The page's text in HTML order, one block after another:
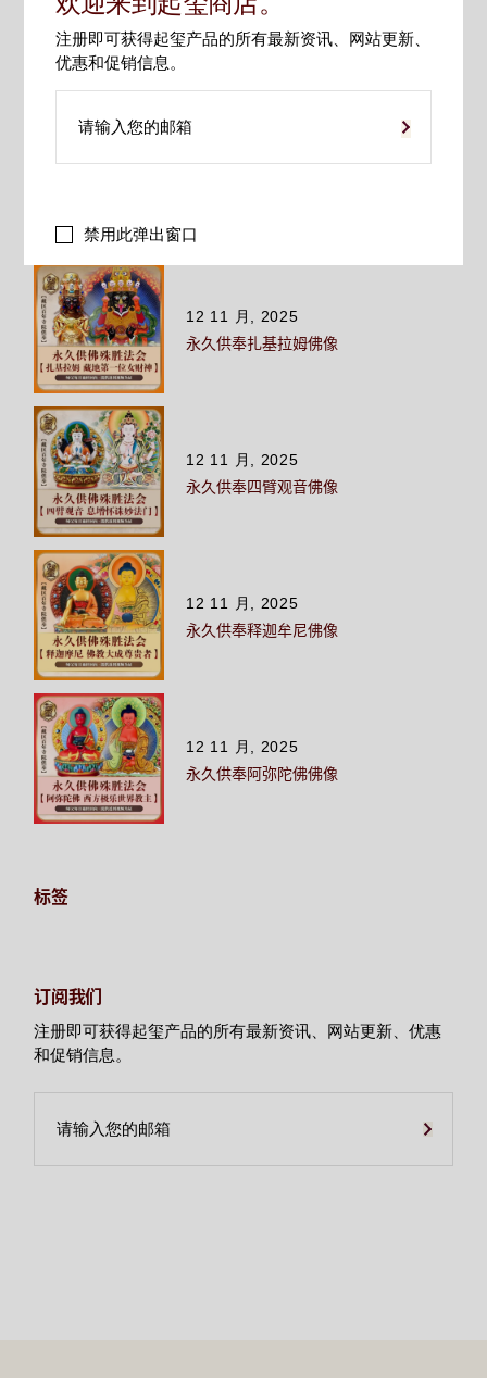
文章分类
寺庙法讯
藏传佛学
起玺唐卡
相关文章
12 11 月, 2025
永久供奉扎基拉姆佛像
12 11 月, 2025
永久供奉四臂观音佛像
12 11 月, 2025
永久供奉释迦牟尼佛像
12 11 月, 2025
永久供奉阿弥陀佛佛像
标签
订阅我们
注册即可获得起玺产品的所有最新资讯、网站更新、优惠
和促销信息。
注册即可获得起玺产品的所有最新资讯、网站更新、
优惠和促销信息。
禁用此弹出窗口